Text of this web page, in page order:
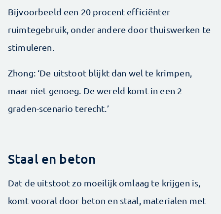
Bijvoorbeeld een 20 procent efficiënter
ruimtegebruik, onder andere door thuiswerken te
stimuleren.
Zhong: ‘De uitstoot blijkt dan wel te krimpen,
maar niet genoeg. De wereld komt in een 2
graden-scenario terecht.’
Staal en beton
Dat de uitstoot zo moeilijk omlaag te krijgen is,
komt vooral door beton en staal, materialen met